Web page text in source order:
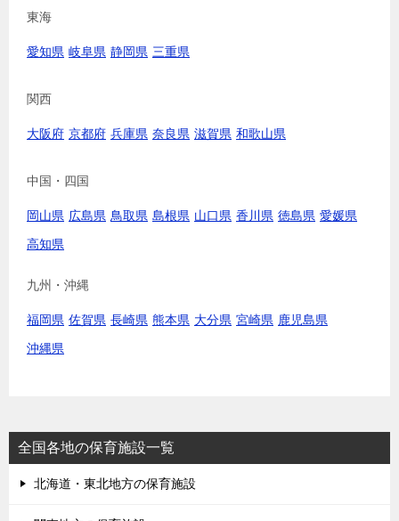
東海
愛知県 岐阜県 静岡県 三重県
関西
大阪府 京都府 兵庫県 奈良県 滋賀県 和歌山県
中国・四国
岡山県 広島県 鳥取県 島根県 山口県 香川県 徳島県 愛媛県
高知県
九州・沖縄
福岡県 佐賀県 長崎県 熊本県 大分県 宮崎県 鹿児島県
沖縄県
全国各地の保育施設一覧
北海道・東北地方の保育施設